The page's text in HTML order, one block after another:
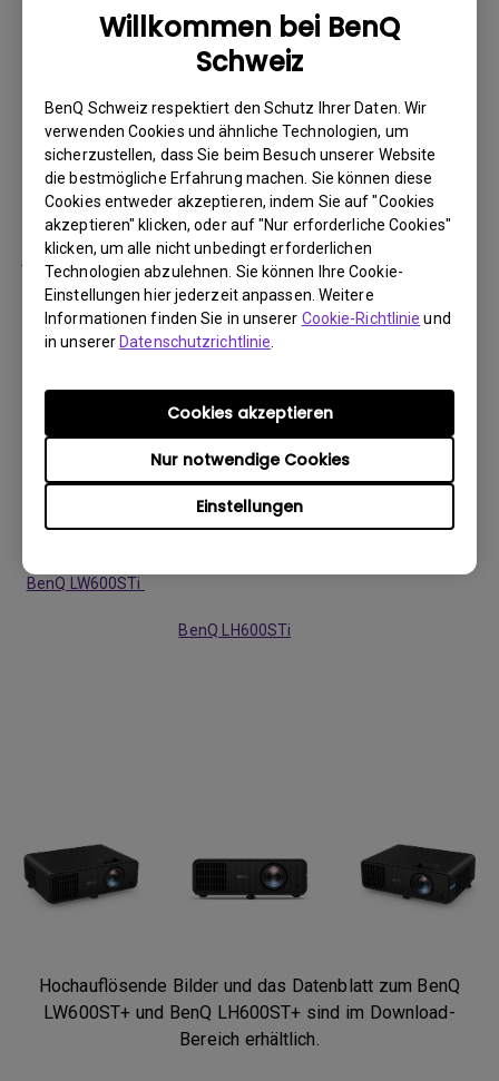
Willkommen bei BenQ
Schweiz
BenQ Schweiz respektiert den Schutz Ihrer Daten. Wir
verwenden Cookies und ähnliche Technologien, um
sicherzustellen, dass Sie beim Besuch unserer Website
die bestmögliche Erfahrung machen. Sie können diese
Cookies entweder akzeptieren, indem Sie auf "Cookies
akzeptieren" klicken, oder auf "Nur erforderliche Cookies"
klicken, um alle nicht unbedingt erforderlichen
Technologien abzulehnen. Sie können Ihre Cookie-
Einstellungen hier jederzeit anpassen. Weitere
Informationen finden Sie in unserer Cookie-Richtlinie und
in unsererDatenschutzrichtlinie
Einstellungen
Nur notwendige Cookies
Cookies akzeptieren
Bildquellen an Einer der USB-Ports ist speziell für einen
optionalen Dongle vorgesehen, mit dem sich der Beamer per
WLAN in bestehende Netzwerke integrieren lässt. Ein 10-Watt-
Gute Bilanz bei Nachhaltigkeit, Kosten und Wartung
Der BenQ LW600ST+ überzeugt nicht nur durch hervorragende
Bilder und einfache, flexible Installation und Nutzung, sondern
auch in Sachen Wartungsaufwand, Kosten und Effizienz. Die
eingesetzten technischen Komponenten inklusive der dank
LED-Technik langlebige Lichtquelle garantiert monate- bis
jahrelangen Betrieb ohne Reduktion der Bildqualität. Auch beim
24/7-Betrieb sind mit der LED-Lichtquelle mehr als 28 Monate
Laufzeit möglich.
Full-HD-Projektion auf kurze Distanz: BenQ LH600ST+
zum Preis von 1.359 CHF erhältlich sein. Er wirft Bilder in Full-
HD-Auflösung (1.920 x 1.080 Pixeln) an die Projektionsfläche
und seine Lichtquelle ermöglicht eine Helligkeit von 3.000 ANSI-
Lumen. Sein 1,2-fach-Zoom mit Short-Throw-Charakteristik
ermöglicht bei Projektionsdistanzen ab 91,7 Zentimetern
Bilddiagonalen von 60 bis zu 200 Zoll (508 cm).
Projektoren gibt es hier:
BenQ LW600STi
BenQ LH600STi
Hochauflösende Bilder und das Datenblatt zum BenQ
LW600ST+ und BenQ LH600ST+ sind im Download-
Bereich erhältlich.